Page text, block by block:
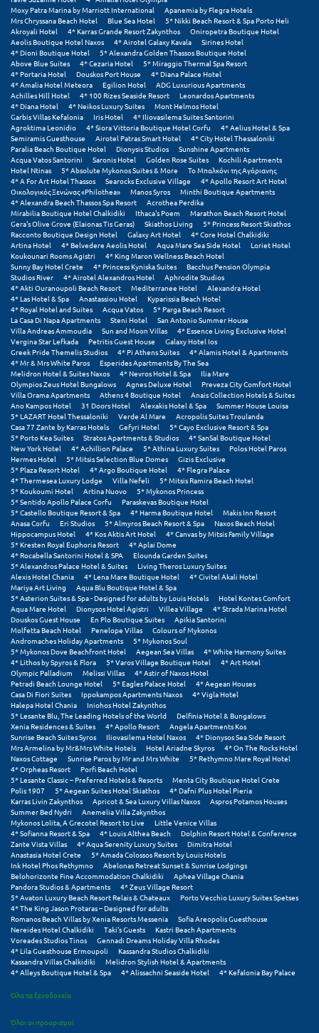
Μπάνσκο
Μπούκα Μεσσηνίας
Μύκονος
Μυστράς
Μυτιλήνη
Ν
Νάξος
Νάουσα
Ναυπακτία
Ναύπλιο
Νέα Μάκρη
Νέα Στύρα Εύβοιας
Νέοι Πόροι Πιερίας
Ξ
Ξυλόκαστρο
Ο
Ορεινή Αρκαδία
Ορεινή Ναυπακτία
Π
Πάλαιρος
Παξοί
Παραλία Κατερίνης
Παραλία Λιτοχώρου
Παράλιο Άστρος
Πάργα
Παρνασσός
Πάρος
Πάτμος
Πάτρα
Παύλιανη
Πειραιάς
Πελοπόννησος
Πήλιο
Πιερία
Moxy Patra Marina by Marriott International
Apanemia by Flegra Hotels
Mrs Chryssana Beach Hotel
Blue Sea Hotel
5* Nikki Beach Resort & Spa Porto Heli
Akroyali Hotel
4* Karras Grande Resort Zakynthos
Oniropetra Boutique Hotel
Aeolis Boutique Hotel Naxos
4* Airotel Galaxy Kavala
Sirines Hotel
4* Dioni Boutique Hotel
5* Alexandra Golden Thassos Boutique Hotel
Above Blue Suites
4* Cezaria Hotel
5* Miraggio Thermal Spa Resort
4* Portaria Hotel
Douskos Port House
4* Diana Palace Hotel
4* Amalia Hotel Meteora
Egilion Hotel
ADG Luxurious Apartments
Achilles Hill Hotel
4* 100 Rizes Seaside Resort
Leonardos Apartments
4* Diana Hotel
4* Neikos Luxury Suites
Mont Helmos Hotel
Garbis Villas Kefalonia
Iris Hotel
4* Iliovasilema Suites Santorini
Agroktima Leonidio
4* Siora Vittoria Boutique Hotel Corfu
4* Aelius Hotel & Spa
Semiramis Guesthouse
Airotel Patras Smart Hotel
4* City Hotel Thessaloniki
Paralia Beach Boutique Hotel
Dionysis Studios
Sunshine Apartments
Acqua Vatos Santorini
Saronis Hotel Golden Rose Suites
Kochili Apartments
Hotel Ntinas
5* Absolute Mykonos Suites & More
Το Μπαλκόνι της Αγόριανης
4* A For Art Hotel Thassos
Searocks Exclusive Village
4* Apollo Resort Art Hotel
Οικολογικός Ξενώνας «Philothea»
Manos Syros
Minthi Boutique Apartments
4* Alexandra Beach Thassos Spa Resort
Acrothea Perdika
Mirabilia Boutique Hotel Chalkidiki
Ithaca's Poem
Marathon Beach Resort Hotel
Gera's Olive Grove (Elaionas Tis Geras)
Skiathos Living
5* Princess Resort Skiathos
Racconto Boutique Design Hotel
Galaxy Art Hotel
4* Core Hotel Chalkidiki
Artina Hotel
4* Belvedere Aeolis Hotel Aqua Mare Sea Side Hotel
Loriet Hotel
Koukounari Rooms Agistri
4* King Maron Wellness Beach Hotel
Sunny Bay Hotel Crete
4* Princess Kyniska Suites
Bacchus Pension Olympia
Studios River
4* Airotel Alexandros Hotel
Aphrodite Studios
4* Akti Ouranoupoli Beach Resort
Mediterranee Hotel
Alexandra Hotel
4* Las Hotel & Spa
Anastassiou Hotel
Kyparissia Beach Hotel
4* Royal Hotel and Suites
Acqua Vatos
5* Parga Beach Resort
La Casa Di Napa Apartments
Steni Hotel
San Antonio Summer House
Villa Andreas Ammoudia
Sun and Moon Villas
4* Essence Living Exclusive Hotel
Vergina Star Lefkada
Petritis Guest House
Galaxy Hotel Ios
Greek Pride Themelis Studios
4* Pi Athens Suites
4* Alamis Hotel & Apartments
4* Mr & Mrs White Paros
Esperides Apartments By The Sea
Melidron Hotel & Suites Naxos
4* Nevros Hotel & Spa
Ilia Mare
Olympios Zeus Hotel Bungalows
Agnes Deluxe Hotel
Preveza City Comfort Hotel
Villa Orama Apartments
Athens 4 Boutique Hotel
Anais Collection Hotels & Suites
Ano Kampos Hotel
31 Doors Hotel Alexakis Hotel & Spa
Summer House Louisa
5* LAZART Hotel Thessaloniki
Verde Al Mare
Acropolis Suites Troulanda
Casa 77 Zante by Karras Hotels
Gefyri Hotel
5* Cayo Exclusive Resort & Spa
5* Porto Kea Suites
Stratos Apartments & Studios
4* SanSal Boutique Hotel
New York Hotel
4* Achillion Palace 5* Athina Luxury Suites
Polos Hotel Paros
Hermes Hotel
5* Mitsis Selection Blue Domes
Gizis Exclusive
5* Plaza Resort Hotel
4* Argo Boutique Hotel
4* Flegra Palace
4* Thermesea Luxury Lodge
Villa Nefeli
5* Mitsis Ramira Beach Hotel
5* Koukoumi Hotel
Artina Nuovo
5* Mykonos Princess
5* Sentido Apollo Palace Corfu
Paraskevas Boutique Hotel
5* Castello Boutique Resort & Spa
4* Harma Boutique Hotel
Makis Inn Resort
Anasa Corfu
Eri Studios 5* Almyros Beach Resort & Spa
Naxos Beach Hotel
Hippocampus Hotel
4* Kos Aktis Art Hotel
4* Canvas by Mitsis Family Village
5* Kresten Royal Euphoria Resort
4* Aplai Dome
4* Rocabella Santorini Hotel & SPA
Elounda Garden Suites
5* Alexandros Palace Hotel & Suites
Living Theros Luxury Suites
Alexis Hotel Chania
4* Lena Mare Boutique Hotel
4* Civitel Akali Hotel
Mariya Art Living
Aqua Blu Boutique Hotel & Spa
5* Asterion Suites & Spa - Designed for adults by Louis Hotels
Hotel Kontes Comfort
Aqua Mare Hotel
Dionysos Hotel Agistri Villea Village
4* Strada Marina Hotel
Douskos Guest House
En Plo Boutique Suites
Apikia Santorini
Molfetta Beach Hotel
Penelope Villas
Colours of Mykonos
Andromaches Holiday Apartments
5* Mykonos Soul
5* Mykonos Dove Beachfront Hotel
Aegean Sea Villas
4* White Harmony Suites
4* Lithos by Spyros & Flora
5* Varos Village Boutique Hotel
4* Art Hotel
Olympic Palladium
Melissi Villas
4* Astir of Naxos Hotel
Petradi Beach Lounge Hotel
5* Eagles Palace Hotel
4* Aegean Houses
Casa Di Fiori Suites
Ippokampos Apartments Naxos
4* Vigla Hotel
Halepa Hotel Chania
Iniohos Hotel Zakynthos
5* Lesante Blu, The Leading Hotels of the World
Delfinia Hotel & Bungalows
Xenia Residences & Suites
4* Apollo Resort
Angela Apartments Kos
Sunrise Beach Suites Syros
Iliovasilema Hotel Naxos
4* Dionysos Sea Side Resort
Mrs Armelina by Mr&Mrs White Hotels
Hotel Ariadne Skyros
4* On The Rocks Hotel
Naxos Cottage
Sunrise Paros by Mr and Mrs White
5* Rethymno Mare Royal Hotel
4* Orpheas Resort
Porfi Beach Hotel
5* Lesante Classic – Preferred Hotels & Resorts
Menta City Boutique Hotel Crete
Polis 1907
5* Aegean Suites Hotel Skiathos
4* Dafni Plus Hotel Pieria
Karras Livin Zakynthos
Apricot & Sea Luxury Villas Naxos
Aspros Potamos Houses
Summer Bed Nydri
Anemelia Villa Zakynthos
Mykonos Lolita, A Grecotel Resort to Live
Little Venice Villas
4* Sofianna Resort & Spa
4* Louis Althea Beach
Dolphin Resort Hotel & Conference
Zante Vista Villas
4* Aqua Serenity Luxury Suites
Dimitra Hotel
Anastasia Hotel Crete
5* Amada Colossos Resort by Louis Hotels
Ink Hotel Phos Rethymno
Abelonas Retreat Sunset & Sunrise Lodgings
Belohorizonte Fine Accommodation Chalkidiki
Aphea Village Chania
Pandora Studios & Apartments
4* Zeus Village Resort
5* Avaton Luxury Beach Resort Relais & Chateaux
Porto Vecchio Luxury Suites Spetses
4* The King Jason Protaras – Designed for adults
Romanos Beach Villas by Xenia Resorts Messenia
Sofia Areopolis Guesthouse
Nereides Hotel Chalkidiki
Taki's Guests
Kastri Beach Apartments
Voreades Studios Tinos
Gennadi Dreams Holiday Villa Rhodes
4* Lila Guesthouse Ermoupoli
Kassandra Studios Chalkidiki
Kassandra Villas Chalkidiki
Melidron Stylish Hotel & Apartments
4* Alleys Boutique Hotel & Spa
4* Alissachni Seaside Hotel 4* Kefalonia Bay Palace
Όλα τα ξενοδοχεία
Όλοι οι προορισμοί